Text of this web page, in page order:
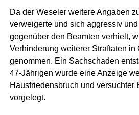
Da der Weseler weitere Angaben
verweigerte und sich aggressiv
gegenüber den Beamten verhielt,
Verhinderung weiterer Straftaten in
genommen. Ein Sachschaden
47-Jährigen wurde eine Anzeige
Hausfriedensbruch und versuchter
vorgelegt.